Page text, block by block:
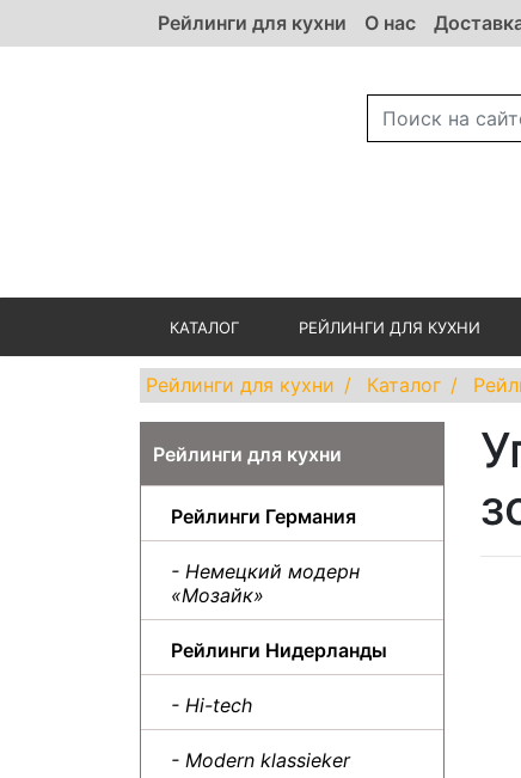
Рейлинги для кухни О нас
КАТАЛОГ РЕЙЛИНГИ ДЛЯ КУХНИ
Рейлинги для кухни Каталог
Рейлинги для кухни
Рейлинги Германия
- Немецкий модерн
«Мозайк»
Рейлинги Нидерланды
- Hi-tech
- Modern klassieker